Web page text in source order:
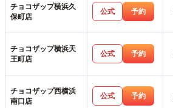
チョコザップ横浜久
保町店
公式 予約
チョコザップ横浜天
王町店
公式 予約
チョコザップ西横浜
南口店
公式 予約